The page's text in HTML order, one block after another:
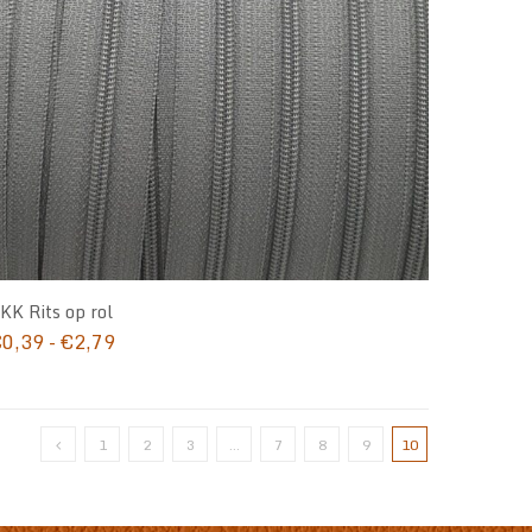
Rits op rol
0,39-€2,79Prijsklasse:
1 2 3 … 7 8 9 10